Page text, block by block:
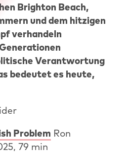
Brighton Beach,
und dem hitzigen
verhandeln
Verantwortung
bedeutet es heute,
Problem Ron
79 min